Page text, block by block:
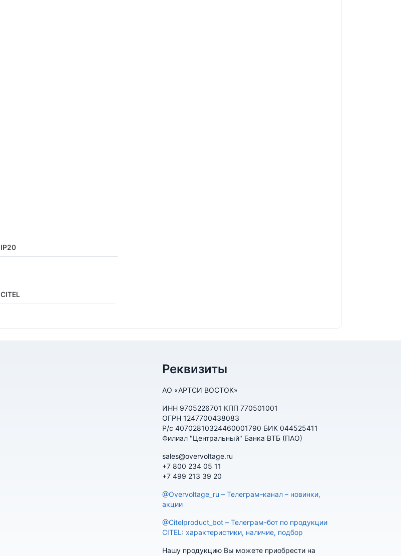
IP20
CITEL
Реквизиты
АО «АРТСИ ВОСТОК»
ИНН 9705226701 КПП 770501001
ОГРН 1247700438083
Р/с 40702810324460001790 БИК 044525411
Филиал "Центральный" Банка ВТБ (ПАО)
sales@overvoltage.ru
+7 800 234 05 11
+7 499 213 39 20
@Overvoltage_ru – Телеграм-канал – новинки,
акции
@Citelproduct_bot – Телеграм-бот по продукции
CITEL: характеристики, наличие, подбор
Нашу продукцию Вы можете приобрести на